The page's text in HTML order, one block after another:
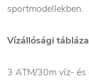
sportmodellekben.
Vízállósági
3 ATM/30m víz- és